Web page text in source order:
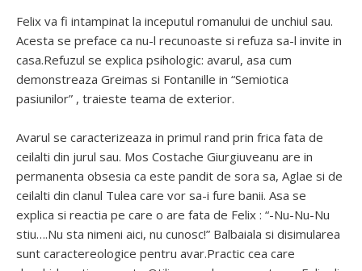
Felix va fi intampinat la inceputul romanului de unchiul sau.
Acesta se preface ca nu-l recunoaste si refuza sa-l invite in
casa.Refuzul se explica psihologic: avarul, asa cum
demonstreaza Greimas si Fontanille in “Semiotica
pasiunilor” , traieste teama de exterior.
Avarul se caracterizeaza in primul rand prin frica fata de
ceilalti din jurul sau. Mos Costache Giurgiuveanu are in
permanenta obsesia ca este pandit de sora sa, Aglae si de
ceilalti din clanul Tulea care vor sa-i fure banii. Asa se
explica si reactia pe care o are fata de Felix : “-Nu-Nu-Nu
stiu….Nu sta nimeni aici, nu cunosc!” Balbaiala si disimularea
sunt caractereologice pentru avar.Practic cea care